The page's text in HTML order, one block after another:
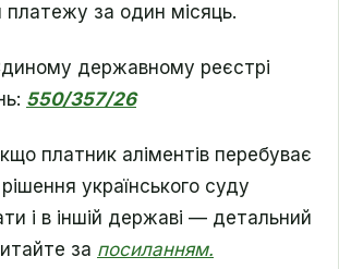
за один місяць.
державному реєстрі
550/357/26
платник аліментів перебуває
українського суду
і в іншій державі — детальний
за посиланням.